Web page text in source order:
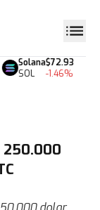
Solana
SOL
$72.93
-1.46%
250.000